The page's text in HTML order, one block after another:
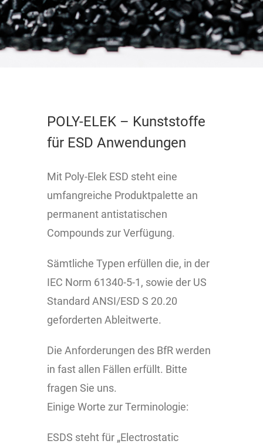
POLY-ELEK – Kunststoffe
für ESD Anwendungen
Mit Poly-Elek ESD steht eine
umfangreiche Produktpalette an
permanent antistatischen
Compounds zur Verfügung.
Sämtliche Typen erfüllen die, in der
IEC Norm 61340-5-1, sowie der US
Standard ANSI/ESD S 20.20
geforderten Ableitwerte.
Die Anforderungen des BfR werden
in fast allen Fällen erfüllt. Bitte
fragen Sie uns.
Einige Worte zur Terminologie:
ESDS steht für „Electrostatic